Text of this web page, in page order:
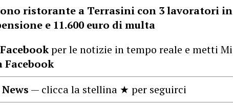
ristorante a Terrasini con 3 lavoratori in
e 11.600 euro di multa
per le notizie in tempo reale e metti Mi
Facebook
— clicca la stellina ★ per seguirci